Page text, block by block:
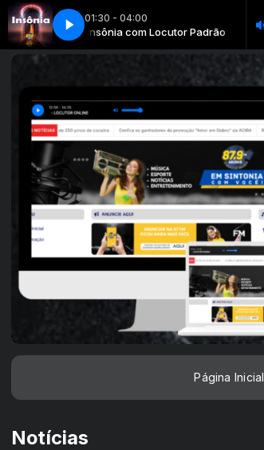
01:30 - 04:00
Padrão Insônia com Locutor Padrão
Página Inicial
Notícias